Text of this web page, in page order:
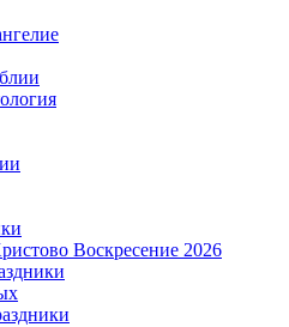
Воскресение 2026